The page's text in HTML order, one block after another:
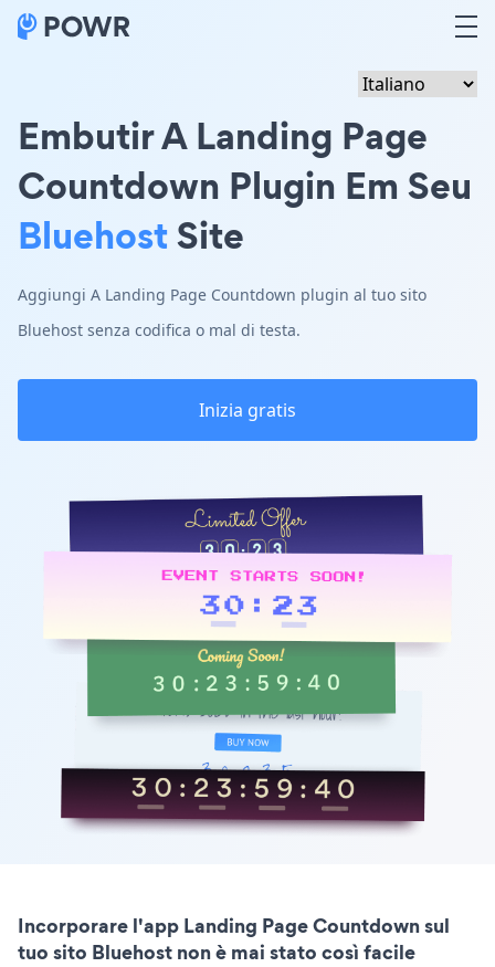
Embutir A Landing Page
Countdown Plugin Em Seu
BluehostSite
Aggiungi A Landing Page Countdown plugin al tuo sito
Bluehost senza codifica o mal di testa.
Inizia gratis
Incorporare l'app Landing Page Countdown sul
tuo sito Bluehost non è mai stato così facile